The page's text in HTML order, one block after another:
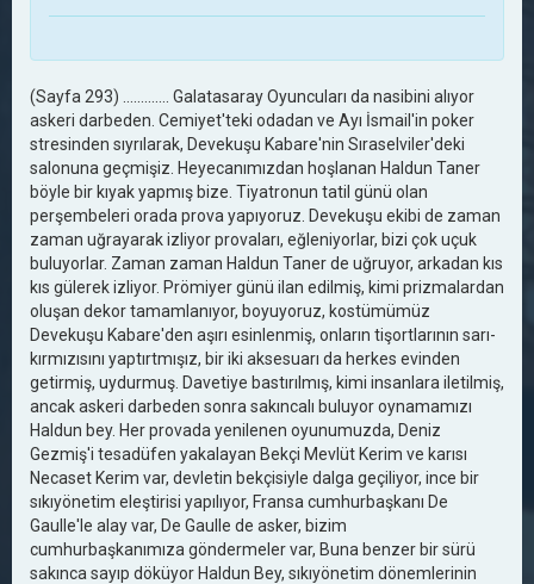
(Sayfa 293) ............. Galatasaray Oyuncuları da nasibini alıyor
askeri darbeden. Cemiyet'teki odadan ve Ayı İsmail'in poker
stresinden sıyrılarak, Devekuşu Kabare'nin Sıraselviler'deki
salonuna geçmişiz. Heyecanımızdan hoşlanan Haldun Taner
böyle bir kıyak yapmış bize. Tiyatronun tatil günü olan
perşembeleri orada prova yapıyoruz. Devekuşu ekibi de zaman
zaman uğrayarak izliyor provaları, eğleniyorlar, bizi çok uçuk
buluyorlar. Zaman zaman Haldun Taner de uğruyor, arkadan kıs
kıs gülerek izliyor. Prömiyer günü ilan edilmiş, kimi prizmalardan
oluşan dekor tamamlanıyor, boyuyoruz, kostümümüz
Devekuşu Kabare'den aşırı esinlenmiş, onların tişortlarının sarı-
kırmızısını yaptırtmışız, bir iki aksesuarı da herkes evinden
getirmiş, uydurmuş. Davetiye bastırılmış, kimi insanlara iletilmiş,
ancak askeri darbeden sonra sakıncalı buluyor oynamamızı
Haldun bey. Her provada yenilenen oyunumuzda, Deniz
Gezmiş'i tesadüfen yakalayan Bekçi Mevlüt Kerim ve karısı
Necaset Kerim var, devletin bekçisiyle dalga geçiliyor, ince bir
sıkıyönetim eleştirisi yapılıyor, Fransa cumhurbaşkanı De
Gaulle'le alay var, De Gaulle de asker, bizim
cumhurbaşkanımıza göndermeler var, Buna benzer bir sürü
sakınca sayıp döküyor Haldun Bey, sıkıyönetim dönemlerinin